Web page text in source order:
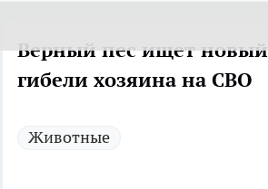
Верный пес ищет
гибели хозяина на СВО
Животные